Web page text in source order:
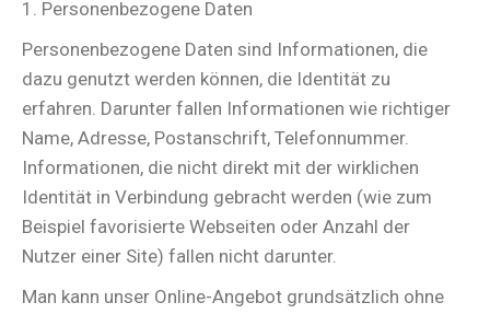
1. Personenbezogene Daten
Personenbezogene Daten sind Informationen, die
dazu genutzt werden können, die Identität zu
erfahren. Darunter fallen Informationen wie richtiger
Name, Adresse, Postanschrift, Telefonnummer.
Informationen, die nicht direkt mit der wirklichen
Identität in Verbindung gebracht werden (wie zum
Beispiel favorisierte Webseiten oder Anzahl der
Nutzer einer Site) fallen nicht darunter.
Man kann unser Online-Angebot grundsätzlich ohne